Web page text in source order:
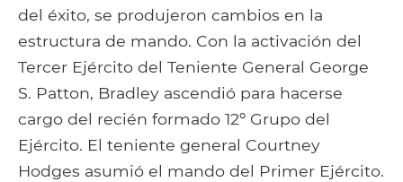
del éxito, se produjeron cambios en la
estructura de mando. Con la activación del
Tercer Ejército del Teniente General George
S. Patton, Bradley ascendió para hacerse
cargo del recién formado 12º Grupo del
Ejército. El teniente general Courtney
Hodges asumió el mando del Primer Ejército.